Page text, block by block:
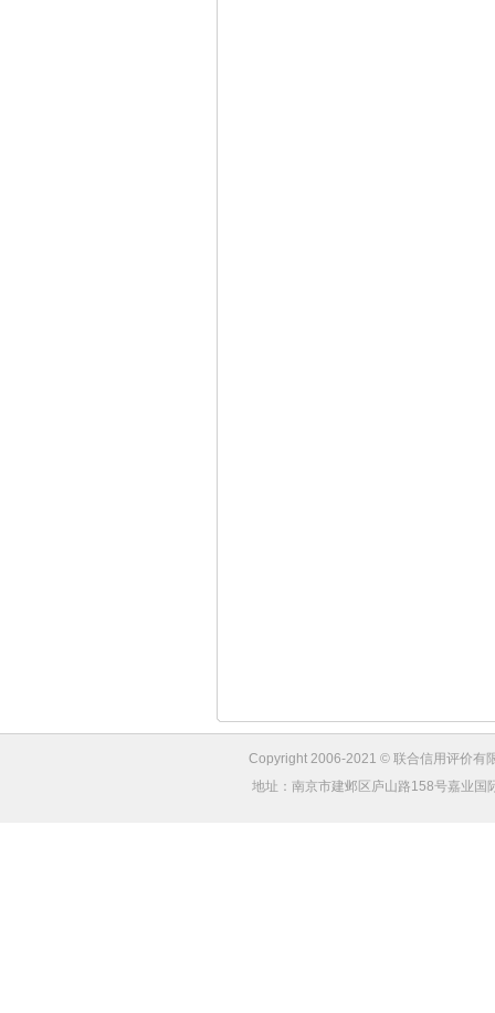
Copyright 2006-2021 © 联合信用评价有
地址：南京市建邺区庐山路158号嘉业